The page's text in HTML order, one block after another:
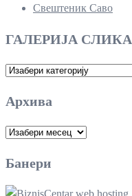
Свештеник Саво
ГАЛЕРИЈА СЛИКА
ГАЛЕРИЈА
Архива
Архива
Банери